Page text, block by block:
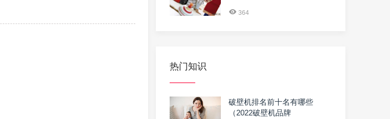
364
热门知识
破壁机排名前十名有哪些
（2022破壁机品牌